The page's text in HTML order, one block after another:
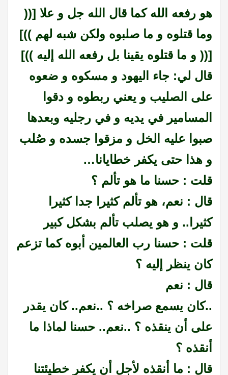
هو رفعه الله كما قال الله جل و علا [((
وما قتلوه و ما صلبوه ولكن شبه لهم ))]
[(( و ما قتلوه يقينا بل رفعه الله إليه ))]
قال لي: جاء اليهود و مسكوه و ضعوه
على الصليب و يعني ربطوه و دقوا
المسامير في يديه و في رجليه وبعدها
صبوا عليه الخل و مزقوا جسده و صُلب
و هذا حتى يكفر خطايانا…
قلت : حسنا ما هو تألم ؟
قال : نعم، هو تألم كثيرا جدا كثيرا
كثيرا.. و هو يصلب تألم بشكل كبير
قلت : حسنا رب العالمين أبوه كما تزعم
كان ينظر إليه ؟
قال : نعم
..كان يسمع صراخه ؟ ..نعم.. كان يقدر
على أن ينقذه ؟ ..نعم.. حسنا لماذا ما
أنقذه ؟
قال : ما أنقذه لأجل أن يكفر خطيئتنا